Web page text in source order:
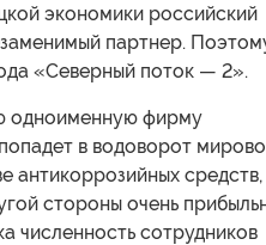
экономики российский
партнер.
«Северный поток — 2».
одноименную фирму
в водоворот
антикоррозийных средств,
стороны очень
численность сотрудников